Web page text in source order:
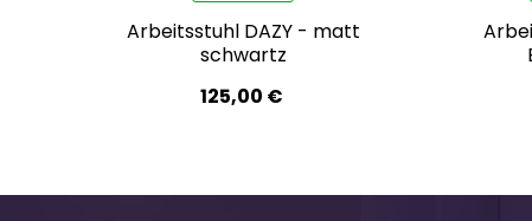
Arbeitsstuhl DAZY - matt
schwartz
125,00 €